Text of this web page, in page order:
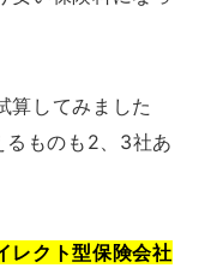
算してみました
るものも2、3社あ
レクト型保険会社